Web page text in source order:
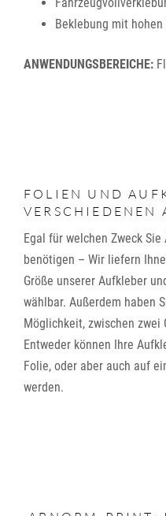
Beklebung mit
ANWENDUNGSBEREICHE:
FOLIEN UND
VERSCHIEDENEN
Egal für welchen Zweck
benötigen – Wir liefern
Größe unserer Aufkleber
wählbar. Außerdem haben
Möglichkeit, zwischen zwei
Entweder können Ihre
Folie, oder aber auch auf
werden.